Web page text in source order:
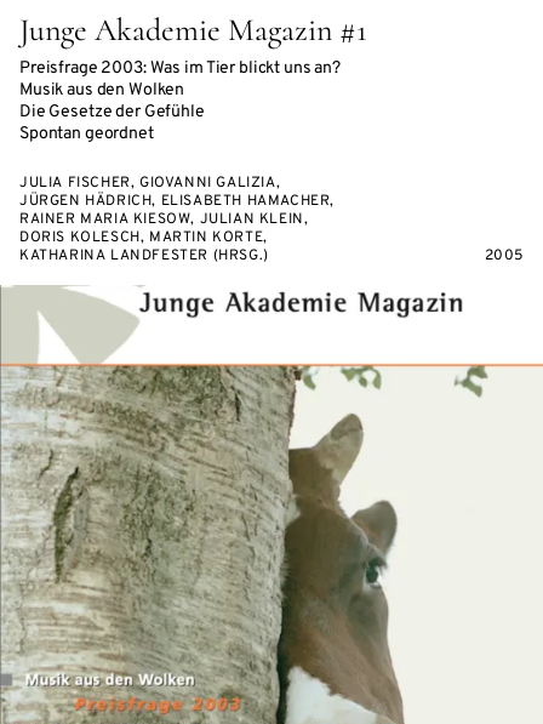
Junge Akademie Magazin #1
Preisfrage 2003: Was im Tier blickt uns an?
Musik aus den Wolken
Die Gesetze der Gefühle
Spontan geordnet
JULIA FISCHER, GIOVANNI GALIZIA,
JÜRGEN HÄDRICH, ELISABETH HAMACHER,
RAINER MARIA KIESOW, JULIAN KLEIN,
DORIS KOLESCH, MARTIN KORTE,
KATHARINA LANDFESTER (HRSG.)
2005